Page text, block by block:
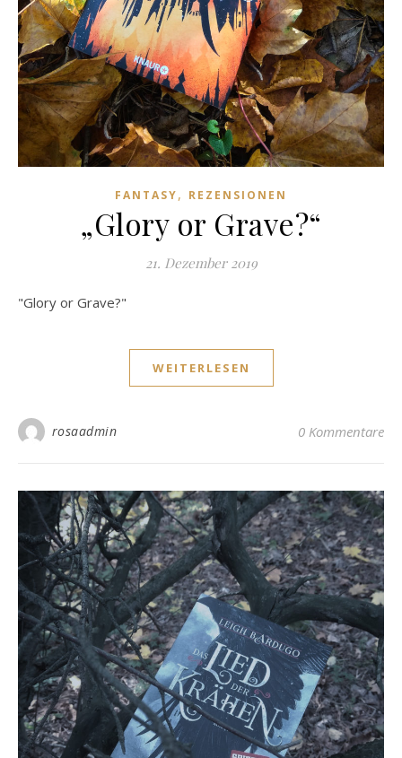
FANTASY, REZENSIONEN
„Glory or Grave?“
21. Dezember 2019
"Glory or Grave?"
WEITERLESEN
rosaadmin 0 Kommentare